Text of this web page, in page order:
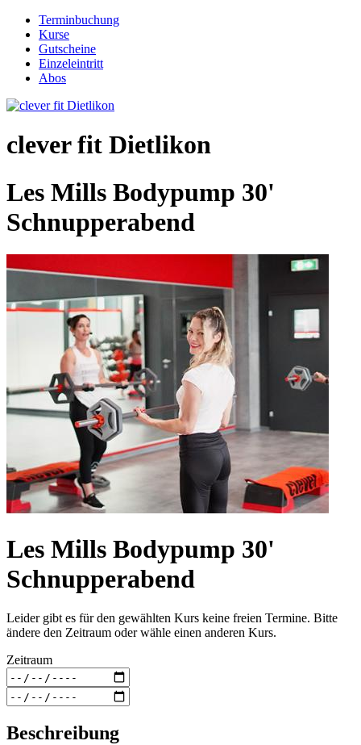
Terminbuchung
Kurse
Gutscheine
Einzeleintritt
Abos
clever fit Dietlikon
Les Mills Bodypump 30'
Schnupperabend
Les Mills Bodypump 30'
Schnupperabend
Leider gibt es für den gewählten Kurs keine freien Termine. Bitte
ändere den Zeitraum oder wähle einen anderen Kurs.
Zeitraum
Beschreibung